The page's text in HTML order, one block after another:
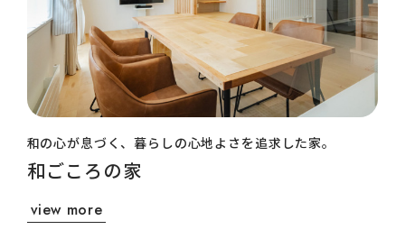
和の心が息づく、暮らしの心地よさを追求した家。
和ごころの家
view more